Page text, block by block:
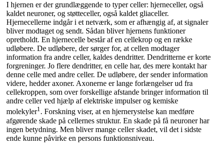
I hjernen er der grundlæggende to typer celler: hjerneceller, også
kaldet neuroner, og støtteceller, også kaldet gliaceller.
Hjernecellerne indgår i et netværk, som er afhængig af, at signaler
bliver modtaget og sendt. Sådan bliver hjernens funktioner
opretholdt. En hjernecelle består af en cellekrop og en række
udløbere. De udløbere, der sørger for, at cellen modtager
information fra andre celler, kaldes dendritter. Dendritterne er korte
forgreninger. Jo flere dendritter, en celle har, des mere kontakt har
denne celle med andre celler. De udløbere, der sender information
videre, hedder axoner. Axonerne er lange forlængelser ud fra
cellekroppen, som over forskellige afstande bringer information til
andre celler ved hjælp af elektriske impulser og kemiske
molekyler1. Forskning viser, at en hjernerystelse kan medføre
afgørende skade på cellernes struktur. En skade på få neuroner har
ingen betydning. Men bliver mange celler skadet, vil det i sidste
ende kunne påvirke en persons funktionsniveau.